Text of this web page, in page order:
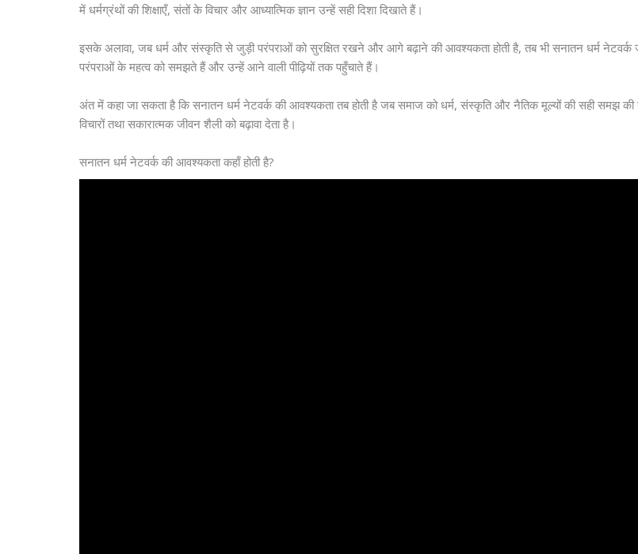
में धर्मग्रंथों की शिक्षाएँ, संतों के विचार और आध्यात्मिक ज्ञान उन्हें सही दिशा दिखाते हैं।
इसके अलावा, जब धर्म और संस्कृति से जुड़ी परंपराओं को सुरक्षित रखने और आगे बढ़ाने की आवश्यकता होती है, तब भी सनातन धर्म नेटवर्क
परंपराओं के महत्व को समझते हैं और उन्हें आने वाली पीढ़ियों तक पहुँचाते हैं।
अंत में कहा जा सकता है कि सनातन धर्म नेटवर्क की आवश्यकता तब होती है जब समाज को धर्म, संस्कृति और नैतिक मूल्यों की सही समझ
विचारों तथा सकारात्मक जीवन शैली को बढ़ावा देता है।
सनातन धर्म नेटवर्क की आवश्यकता कहाँ होती है?